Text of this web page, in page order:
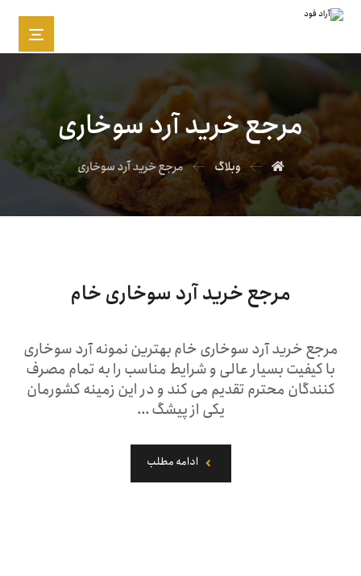
مرجع خرید آرد سوخاری
وبلاگ مرجع خرید آرد سوخاری
مرجع خرید آرد سوخاری خام
مرجع خرید آرد سوخاری خام بهترین نمونه آرد سوخاری
با کیفیت بسیار عالی و شرایط مناسب را به تمام مصرف
کنندگان محترم تقدیم می کند و در این زمینه کشورمان
یکی از پیشگ ...
ادامه مطلب